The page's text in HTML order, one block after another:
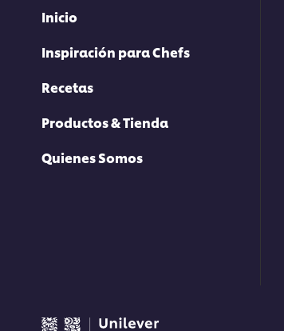
Inicio
Inspiración para Chefs
Recetas
Productos & Tienda
Quienes Somos